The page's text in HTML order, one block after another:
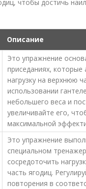
чтобы достичь
Описание
Это упражнение
приседаниях, которые
нагрузку на верхнюю
использовании
небольшего веса и
увеличивайте его,
максимальной
Это упражнение
специальном
сосредоточить
часть ягодиц.
повторения в